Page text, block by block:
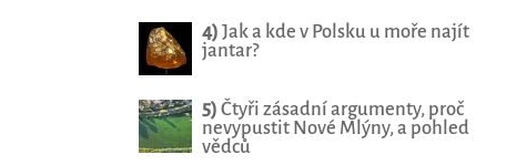
4) Jak a kde v Polsku u moře najít
jantar?
5) Čtyři zásadní argumenty, proč
nevypustit Nové Mlýny, a pohled
vědců